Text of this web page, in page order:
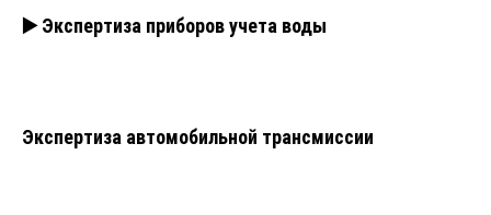
▶️ Экспертиза приборов учета воды
Экспертиза автомобильной трансмиссии